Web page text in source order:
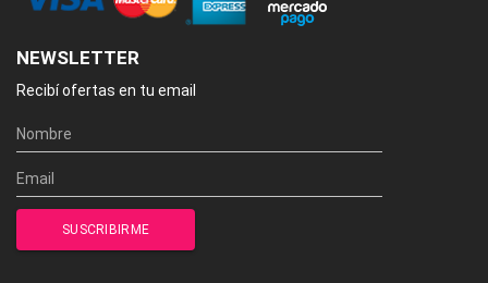
NEWSLETTER
Recibí ofertas en tu email